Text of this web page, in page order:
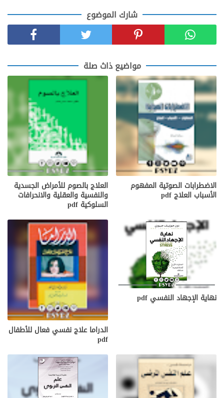
شارك الموضوع
مواضيع ذاث صلة
الاضطرابات الصوتية المفهوم
الأسباب العلاج pdf
العلاج بالصوم للأمراض الجسدية
والنفسية والعقلية والانحرافات
السلوكية pdf
نهاية الإجهاد النفسي pdf
الدراما علاج نفسي فعال للأطفال
pdf